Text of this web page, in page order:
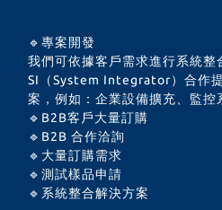
🔹專案開發
我們可依據客戶需求進行系統整
SI（System Integrator）合作
案，例如：企業設備擴充、監控
🔹B2B客戶大量訂購
🔹B2B 合作洽詢
🔹大量訂購需求
🔹測試樣品申請
🔹系統整合解決方案